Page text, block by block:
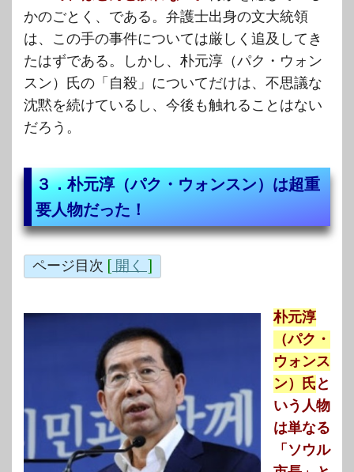
かのごとく、である。弁護士出身の文大統領
は、この手の事件については厳しく追及してき
たはずである。しかし、朴元淳（パク・ウォン
スン）氏の「自殺」についてだけは、不思議な
沈黙を続けているし、今後も触れることはない
だろう。
３．朴元淳（パク・ウォンスン）は超重
要人物だった！
ページ目次 [ 開く ]
朴元淳
（パク・
ウォンス
ン）氏と
いう人物
は単なる
「ソウル